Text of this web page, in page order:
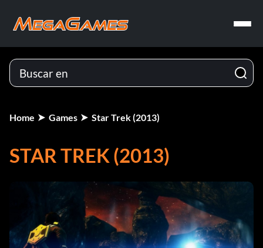
Home Games Star Trek (2013)
STAR TREK (2013)